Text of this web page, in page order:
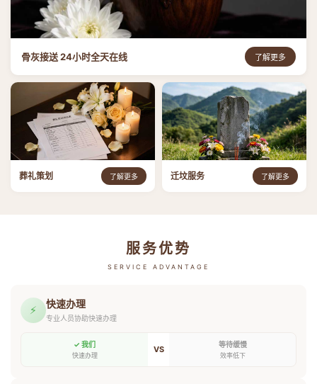
骨灰接送 24小时全天在线 了解更多
葬礼策划 了解更多 迁坟服务 了解更多
服务优势
SERVICE ADVANTAGE
⚡ 快速办理
专业人员协助快速办理
✓ 我们
快速办理
VS 等待缓慢
效率低下